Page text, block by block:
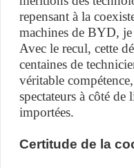
repensant à la
machines de BYD, je
Avec le recul, cette
centaines de
véritable
spectateurs à côté
importées.
Certitude de la